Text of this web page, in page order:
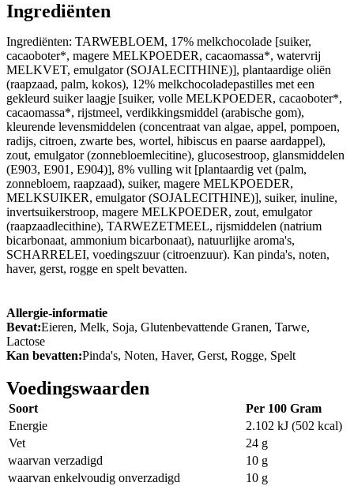
Ingrediënten
Ingrediënten: TARWEBLOEM, 17% melkchocolade [suiker,
cacaoboter*, magere MELKPOEDER, cacaomassa*, watervrij
MELKVET, emulgator (SOJALECITHINE)], plantaardige oliën
(raapzaad, palm, kokos), 12% melkchocoladepastilles met een
gekleurd suiker laagje [suiker, volle MELKPOEDER, cacaoboter*,
cacaomassa*, rijstmeel, verdikkingsmiddel (arabische gom),
kleurende levensmiddelen (concentraat van algae, appel, pompoen,
radijs, citroen, zwarte bes, wortel, hibiscus en paarse aardappel),
zout, emulgator (zonnebloemlecitine), glucosestroop, glansmiddelen
(E903, E901, E904)], 8% vulling wit [plantaardig vet (palm,
zonnebloem, raapzaad), suiker, magere MELKPOEDER,
MELKSUIKER, emulgator (SOJALECITHINE)], suiker, inuline,
invertsuikerstroop, magere MELKPOEDER, zout, emulgator
(raapzaadlecithine), TARWEZETMEEL, rijsmiddelen (natrium
bicarbonaat, ammonium bicarbonaat), natuurlijke aroma's,
SCHARRELEI, voedingszuur (citroenzuur). Kan pinda's, noten,
haver, gerst, rogge en spelt bevatten.
Allergie-informatie
Bevat:Eieren, Melk, Soja, Glutenbevattende Granen, Tarwe,
Lactose
Kan bevatten:Pinda's, Noten, Haver, Gerst, Rogge, Spelt
Voedingswaarden
Soort
Per 100 Gram
Energie
2.102 kJ (502 kcal)
Vet
24 g
waarvan verzadigd
10 g
waarvan enkelvoudig onverzadigd
10 g